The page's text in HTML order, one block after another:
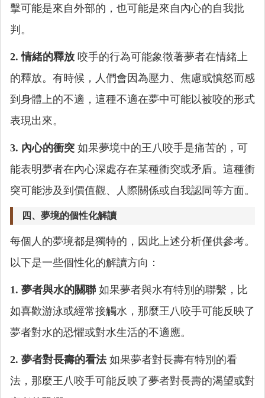
擊可能是來自外部的，也可能是來自內心的自我批
判。
2. 情緒的釋放 咬手的行為可能象徵著夢者在情緒上
的釋放。有時候，人們會因為壓力、焦慮或憤怒而感
到身體上的不適，這種不適在夢中可能以被咬的形式
表現出來。
3. 內心的衝突 如果夢境中的王八咬手是痛苦的，可
能表明夢者在內心深處存在某種衝突或矛盾。這種衝
突可能涉及到價值觀、人際關係或自我認同等方面。
四、夢境的個性化解讀
每個人的夢境都是獨特的，因此上述分析僅供參考。
以下是一些個性化的解讀方向：
1. 夢者與水的關聯如果夢者與水有特別的聯繫，比
如喜歡游泳或經常接觸水，那麼王八咬手可能反映了
夢者對水的恐懼或對水生活的不適應。
2. 夢者對長壽的看法如果夢者對長壽有特別的看
法，那麼王八咬手可能反映了夢者對長壽的渴望或對